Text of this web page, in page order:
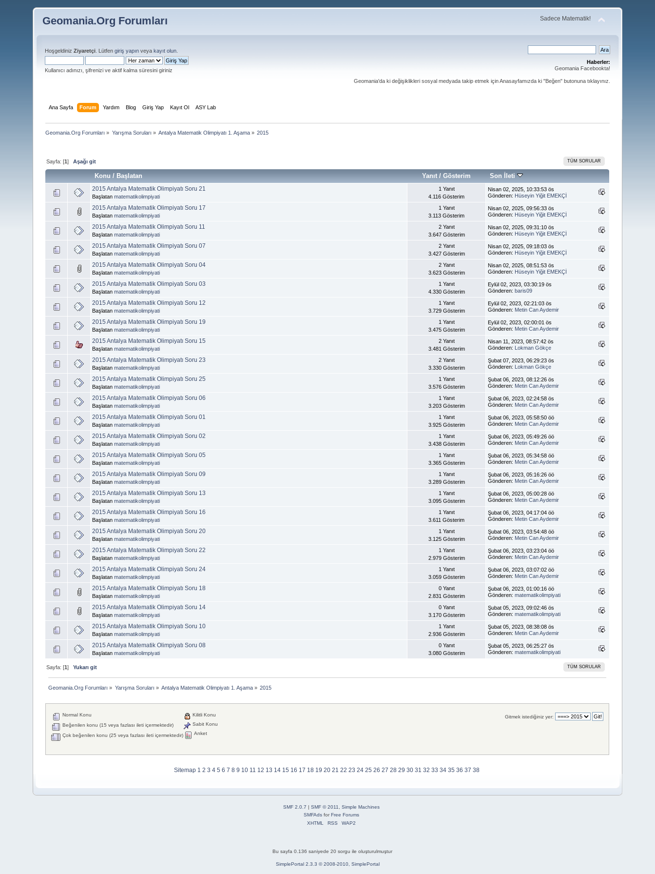
Geomania.Org Forumları Sadece Matematik!
HoşgeldinizZiyaretçi . Lütfengiriş yapın veyakayıt olun
Kullanıcı adınızı, şifrenizi ve aktif kalma süresini giriniz
Haberler:
Geomania Facebookta!
Geomania'da ki değişiklikleri sosyal medyada takip etmek için Anasayfamızda ki "Beğen" butonuna tıklayınız.
Ana Sayfa Forum Yardım Blog Giriş Yap Kayıt Ol ASY Lab
Geomania.Org Forumları » Yarışma Soruları » Antalya Matematik Olimpiyatı 1. Aşama » 2015
Sayfa: [1]Aşağı git TÜM SORULAR
Konu /Başlatan Yanıt/ Gösterim Son İleti
2015 Antalya Matematik Olimpiyatı Soru 21
Başlatanmatematikolimpiyati
1 Yanıt
4.116 Gösterim
Nisan 02, 2025, 10:33:53 ös
Gönderen: Hüseyin Yiğit EMEKÇİ
2015 Antalya Matematik Olimpiyatı Soru 17
Başlatanmatematikolimpiyati
1 Yanıt
3.113 Gösterim
Nisan 02, 2025, 09:56:33 ös
Gönderen: Hüseyin Yiğit EMEKÇİ
2015 Antalya Matematik Olimpiyatı Soru 11
Başlatanmatematikolimpiyati
2 Yanıt
3.647 Gösterim
Nisan 02, 2025, 09:31:10 ös
Gönderen: Hüseyin Yiğit EMEKÇİ
2015 Antalya Matematik Olimpiyatı Soru 07
Başlatanmatematikolimpiyati
2 Yanıt
3.427 Gösterim
Nisan 02, 2025, 09:18:03 ös
Gönderen: Hüseyin Yiğit EMEKÇİ
2015 Antalya Matematik Olimpiyatı Soru 04
Başlatanmatematikolimpiyati
2 Yanıt
3.623 Gösterim
Nisan 02, 2025, 08:51:53 ös
Gönderen: Hüseyin Yiğit EMEKÇİ
2015 Antalya Matematik Olimpiyatı Soru 03
Başlatanmatematikolimpiyati
1 Yanıt
4.330 Gösterim
Eylül 02, 2023, 03:30:19 ös
Gönderen:baris09
2015 Antalya Matematik Olimpiyatı Soru 12
Başlatanmatematikolimpiyati
1 Yanıt
3.729 Gösterim
Eylül 02, 2023, 02:21:03 ös
Gönderen: Metin Can Aydemir
2015 Antalya Matematik Olimpiyatı Soru 19
Başlatanmatematikolimpiyati
1 Yanıt
3.475 Gösterim
Eylül 02, 2023, 02:00:01 ös
Gönderen: Metin Can Aydemir
2015 Antalya Matematik Olimpiyatı Soru 15
Başlatanmatematikolimpiyati
2 Yanıt
3.481 Gösterim
Nisan 11, 2023, 08:57:42 ös
Gönderen: Lokman Gökçe
2015 Antalya Matematik Olimpiyatı Soru 23
Başlatanmatematikolimpiyati
2 Yanıt
3.330 Gösterim
Şubat 07, 2023, 06:29:23 ös
Gönderen: Lokman Gökçe
2015 Antalya Matematik Olimpiyatı Soru 25
Başlatanmatematikolimpiyati
1 Yanıt
3.576 Gösterim
Şubat 06, 2023, 08:12:26 ös
Gönderen: Metin Can Aydemir
2015 Antalya Matematik Olimpiyatı Soru 06
Başlatanmatematikolimpiyati
1 Yanıt
3.203 Gösterim
Şubat 06, 2023, 02:24:58 ös
Gönderen: Metin Can Aydemir
2015 Antalya Matematik Olimpiyatı Soru 01
Başlatanmatematikolimpiyati
1 Yanıt
3.925 Gösterim
Şubat 06, 2023, 05:58:50 öö
Gönderen: Metin Can Aydemir
2015 Antalya Matematik Olimpiyatı Soru 02
Başlatanmatematikolimpiyati
1 Yanıt
3.438 Gösterim
Şubat 06, 2023, 05:49:26 öö
Gönderen: Metin Can Aydemir
2015 Antalya Matematik Olimpiyatı Soru 05
Başlatanmatematikolimpiyati
1 Yanıt
3.365 Gösterim
Şubat 06, 2023, 05:34:58 öö
Gönderen: Metin Can Aydemir
2015 Antalya Matematik Olimpiyatı Soru 09
Başlatanmatematikolimpiyati
1 Yanıt
3.289 Gösterim
Şubat 06, 2023, 05:16:26 öö
Gönderen: Metin Can Aydemir
2015 Antalya Matematik Olimpiyatı Soru 13
Başlatanmatematikolimpiyati
1 Yanıt
3.095 Gösterim
Şubat 06, 2023, 05:00:28 öö
Gönderen: Metin Can Aydemir
2015 Antalya Matematik Olimpiyatı Soru 16
Başlatanmatematikolimpiyati
1 Yanıt
3.611 Gösterim
Şubat 06, 2023, 04:17:04 öö
Gönderen: Metin Can Aydemir
2015 Antalya Matematik Olimpiyatı Soru 20
Başlatanmatematikolimpiyati
1 Yanıt
3.125 Gösterim
Şubat 06, 2023, 03:54:48 öö
Gönderen: Metin Can Aydemir
2015 Antalya Matematik Olimpiyatı Soru 22
Başlatanmatematikolimpiyati
1 Yanıt
2.979 Gösterim
Şubat 06, 2023, 03:23:04 öö
Gönderen: Metin Can Aydemir
2015 Antalya Matematik Olimpiyatı Soru 24
Başlatanmatematikolimpiyati
1 Yanıt
3.059 Gösterim
Şubat 06, 2023, 03:07:02 öö
Gönderen: Metin Can Aydemir
2015 Antalya Matematik Olimpiyatı Soru 18
Başlatanmatematikolimpiyati
0 Yanıt
2.831 Gösterim
Şubat 06, 2023, 01:00:16 öö
Gönderen:matematikolimpiyati
2015 Antalya Matematik Olimpiyatı Soru 14
Başlatanmatematikolimpiyati
0 Yanıt
3.170 Gösterim
Şubat 05, 2023, 09:02:46 ös
Gönderen:matematikolimpiyati
2015 Antalya Matematik Olimpiyatı Soru 10
Başlatanmatematikolimpiyati
1 Yanıt
2.936 Gösterim
Şubat 05, 2023, 08:38:08 ös
Gönderen: Metin Can Aydemir
2015 Antalya Matematik Olimpiyatı Soru 08
Başlatanmatematikolimpiyati
0 Yanıt
3.080 Gösterim
Şubat 05, 2023, 06:25:27 ös
Gönderen:matematikolimpiyati
TÜM SORULAR
Sayfa: [1]Yukarı git
Geomania.Org Forumları » Yarışma Soruları » Antalya Matematik Olimpiyatı 1. Aşama » 2015
Gitmek istediğiniz yer:
Normal Konu
Beğenilen konu (15 veya fazlası ileti içermektedir)
Çok beğenilen konu (25 veya fazlası ileti içermektedir)
Kilitli Konu
Sabit Konu
Anket
Sitemap 1 2 3 4 5 6 7 8 9 10 11 12 13 14 15 16 17 18 19 20 21 22 23 24 25 26 27 28 29 30 31 32 33 34 35 36 37 38
SMF 2.0.7 | SMF © 2011
Simple Machines
SMFAdsforFree Forums
XHTML
RSS WAP2
Bu sayfa 0.136 saniyede 20 sorgu ile oluşturulmuştur
SimplePortal 2.3.3 © 2008-2010, SimplePortal